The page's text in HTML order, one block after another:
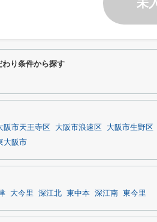
未
り条件から探す
阪市天王寺区 大阪市浪速区 大阪市生野区
大阪市
大今里 深江北 東中本 深江南 東今里